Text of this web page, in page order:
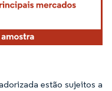
estão sujeitos a